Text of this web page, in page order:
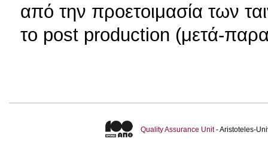
από την προετοιμασία των
το post production (μετά-
Quality Assurance Unit- Aristoteles-